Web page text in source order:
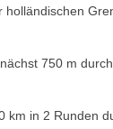
750 m
in 2 Runden